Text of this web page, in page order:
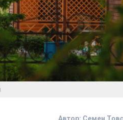
Автор:Семен